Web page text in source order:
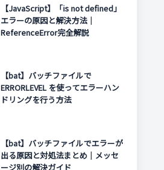
【JavaScript】「is not defined」
エラーの原因と解決方法｜
ReferenceError完全解説
【bat】バッチファイルで
ERRORLEVEL を使ってエラーハン
ドリングを行う方法
【bat】バッチファイルでエラーが
出る原因と対処法まとめ｜メッセ
ージ別の解決ガイド